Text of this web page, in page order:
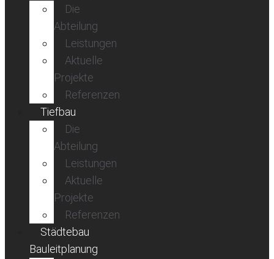
Die
Abteilung
Leistungen
Aktuelle
Projekte
Referenzen
Tiefbau
Die
Abteilung
Leistungen
Aktuelle
Projekte
Referenzen
Städtebau
Bauleitplanung